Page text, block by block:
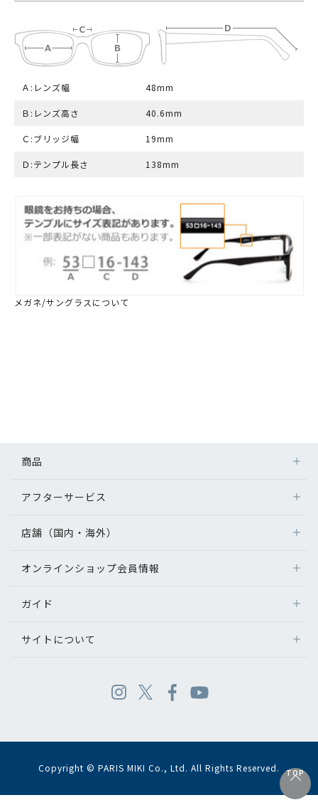
Ａ:レンズ幅 48mm
Ｂ:レンズ高さ 40.6mm
Ｃ:ブリッジ幅 19mm
Ｄ:テンプル長さ 138mm
メガネ/サングラスについて
TOP
商品
アフターサービス
店舗（国内・海外）
オンラインショップ会員情報
ガイド
サイトについて
Copyright © PARIS MIKI Co., Ltd. All Rights Reserved.